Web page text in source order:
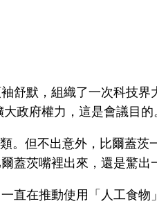
舒默，組織了一次科技
政府權力，這是會議目的
。但不出意外，比爾蓋
蓋茨嘴裡出來，還是驚出
直在推動使用「人工食